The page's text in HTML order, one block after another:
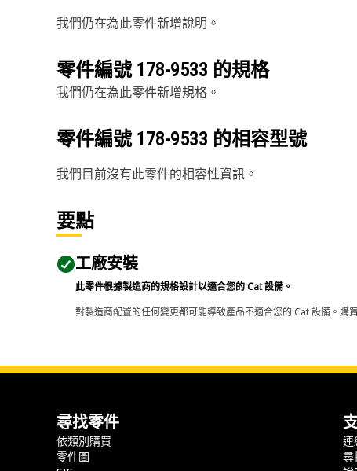
我們仍在為此零件新增說明。
零件編號 178-9533 的規格
我們仍在為此零件新增規格。
零件編號 178-9533 的相容型號
我們目前沒有此零件的相容性資訊。
要點
工廠安裝
此零件根據製造商的規格設計以適合您的 Cat 設備。
對製造商配置的任何變更都可能導致產品不適合您的 Cat 設備。購
尋找零件
依類別購買
零件圖
連
尋